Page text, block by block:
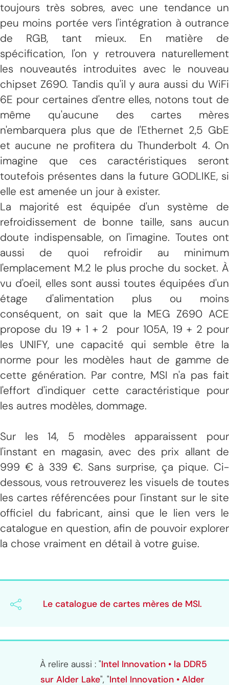
toujours très sobres, avec une tendance un
peu moins portée vers l'intégration à outrance
de RGB, tant mieux. En matière de
spécification, l'on y retrouvera naturellement
les nouveautés introduites avec le nouveau
chipset Z690. Tandis qu'il y aura aussi du WiFi
6E pour certaines d'entre elles, notons tout de
même qu'aucune des cartes mères
n'embarquera plus que de l'Ethernet 2,5 GbE
et aucune ne profitera du Thunderbolt 4. On
imagine que ces caractéristiques seront
toutefois présentes dans la future GODLIKE, si
elle est amenée un jour à exister.
La majorité est équipée d'un système de
refroidissement de bonne taille, sans aucun
doute indispensable, on l'imagine. Toutes ont
aussi de quoi refroidir au minimum
l'emplacement M.2 le plus proche du socket. À
vu d'oeil, elles sont aussi toutes équipées d'un
étage d'alimentation plus ou moins
conséquent, on sait que la MEG Z690 ACE
propose du 19 + 1 + 2 pour 105A, 19 + 2 pour
les UNIFY, une capacité qui semble être la
norme pour les modèles haut de gamme de
cette génération. Par contre, MSI n'a pas fait
l'effort d'indiquer cette caractéristique pour
les autres modèles, dommage.
Sur les 14, 5 modèles apparaissent pour
l'instant en magasin, avec des prix allant de
999 € à 339 €. Sans surprise, ça pique. Ci-
dessous, vous retrouverez les visuels de toutes
les cartes référencées pour l'instant sur le site
officiel du fabricant, ainsi que le lien vers le
catalogue en question, afin de pouvoir explorer
la chose vraiment en détail à votre guise.
Le catalogue de cartes mères de MSI.
À relire aussi : "Intel Innovation • la DDR5
sur Alder Lake", "Intel Innovation • Alder